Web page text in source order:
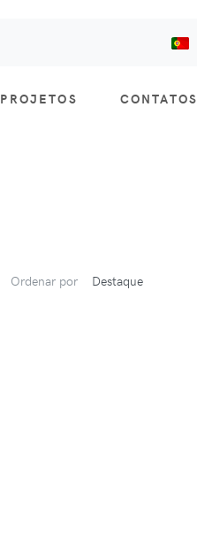
PROJETOS CONTATOS
Ordenar por